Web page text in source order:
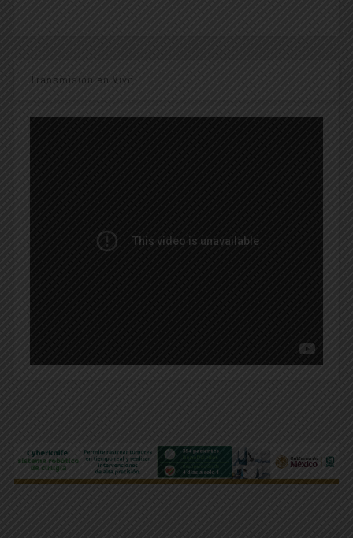
Transmisión en Vivo